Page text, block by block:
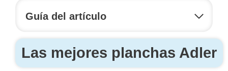
Guía del artículo
Las mejores planchas Adler